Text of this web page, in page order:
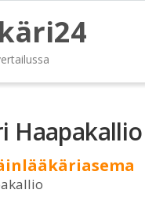
Haapakallio